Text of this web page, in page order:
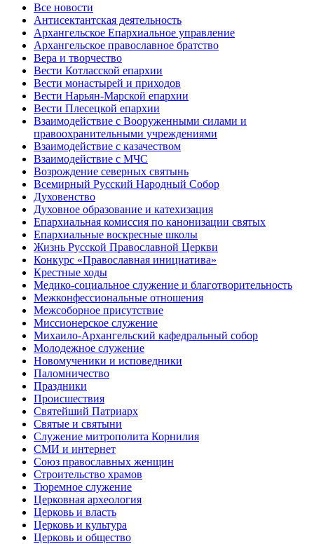
Все новости
Антисектантская деятельность
Архангельское Епархиальное управление
Архангельское православное братство
Вера и творчество
Вести Котласской епархии
Вести монастырей и приходов
Вести Нарьян-Марской епархии
Вести Плесецкой епархии
Взаимодействие с Вооруженными силами и
правоохранительными учреждениями
Взаимодействие с казачеством
Взаимодействие с МЧС
Возрождение северных святынь
Всемирный Русский Народный Собор
Духовенство
Духовное образование и катехизация
Епархиальная комиссия по канонизации святых
Епархиальные воскресные школы
Жизнь Русской Православной Церкви
Конкурс «Православная инициатива»
Крестные ходы
Медико-социальное служение и благотворительность
Межконфессиональные отношения
Межсоборное присутствие
Миссионерское служение
Михаило-Архангельский кафедральный собор
Молодежное служение
Новомученики и исповедники
Паломничество
Праздники
Происшествия
Святейший Патриарх
Святые и святыни
Служение митрополита Корнилия
СМИ и интернет
Союз православных женщин
Строительство храмов
Тюремное служение
Церковная археология
Церковь и власть
Церковь и культура
Церковь и общество